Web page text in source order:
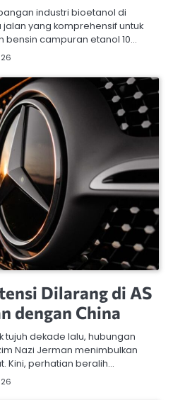
industri bioetanol di
yang komprehensif untuk
campuran etanol 10…
Dilarang di AS
dengan China
tujuh dekade lalu, hubungan
Nazi Jerman menimbulkan
Kini, perhatian beralih…